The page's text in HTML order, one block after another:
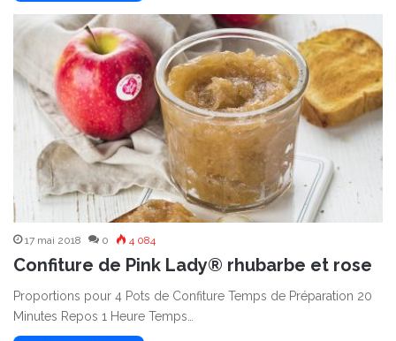
17 mai 2018 0 4 084
Confiture de Pink Lady® rhubarbe et rose
Proportions pour 4 Pots de Confiture Temps de Préparation 20
Minutes Repos 1 Heure Temps…